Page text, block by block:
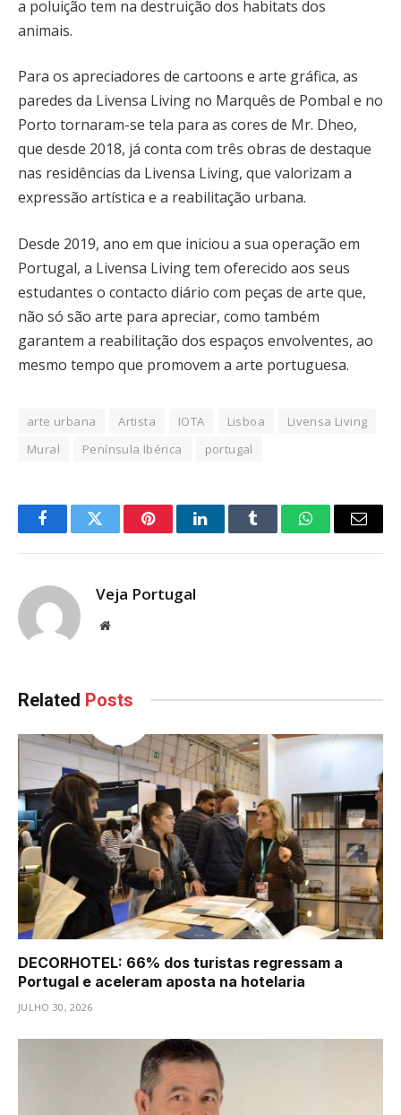
a poluição tem na destruição dos habitats dos
animais.
Para os apreciadores de cartoons e arte gráfica, as
paredes da Livensa Living no Marquês de Pombal e no
Porto tornaram-se tela para as cores de Mr. Dheo,
que desde 2018, já conta com três obras de destaque
nas residências da Livensa Living, que valorizam a
expressão artística e a reabilitação urbana.
Desde 2019, ano em que iniciou a sua operação em
Portugal, a Livensa Living tem oferecido aos seus
estudantes o contacto diário com peças de arte que,
não só são arte para apreciar, como também
garantem a reabilitação dos espaços envolventes, ao
mesmo tempo que promovem a arte portuguesa.
arte urbana Artista IOTA Lisboa
Livensa Living
Mural
Península Ibérica portugal
FacebookTwitter PinterestLinkedInTumblr WhatsAppEmail
Veja Portugal
Website
Related Posts
DECORHOTEL: 66% dos turistas regressam a
Portugal e aceleram aposta na hotelaria
JULHO 30, 2026